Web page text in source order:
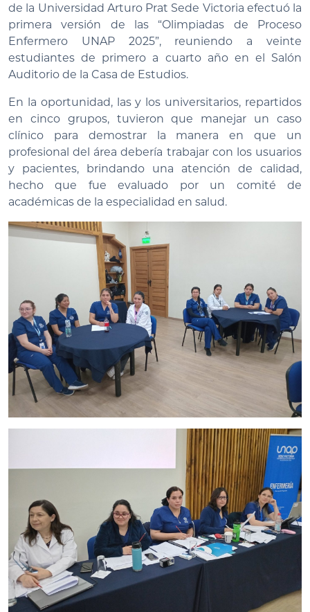
de la Universidad Arturo Prat Sede Victoria efectuó la
primera versión de las “Olimpiadas de Proceso
Enfermero UNAP 2025”, reuniendo a veinte
estudiantes de primero a cuarto año en el Salón
Auditorio de la Casa de Estudios.
En la oportunidad, las y los universitarios, repartidos
en cinco grupos, tuvieron que manejar un caso
clínico para demostrar la manera en que un
profesional del área debería trabajar con los usuarios
y pacientes, brindando una atención de calidad,
hecho que fue evaluado por un comité de
académicas de la especialidad en salud.